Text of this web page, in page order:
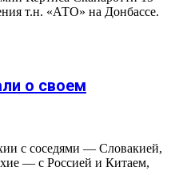
т.н. «АТО» на Донбассе.
о своем
с соседями — Словакией,
— с Россией и Китаем,